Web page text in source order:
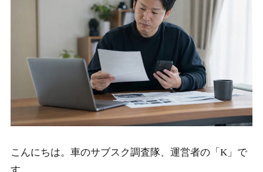
こんにちは。車のサブスク調査隊、運営者の「K」で